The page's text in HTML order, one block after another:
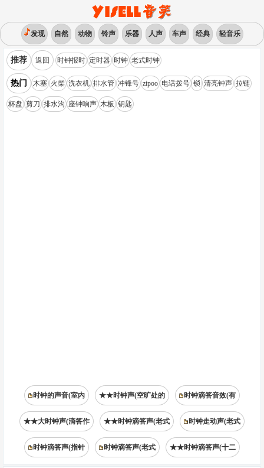
发现 自然 动物 铃声 乐器 人声 车声 经典 轻音乐
推荐 返回 时钟报时 定时器 时钟 老式时钟
热门 木塞 火柴 洗衣机 排水管 冲锋号 zipoo 电话拨号 锁 清亮钟声 拉链
杯盘 剪刀 排水沟 座钟响声 木板 钥匙
时钟的声音(室内 ★★时钟声(空旷处的 时钟滴答音效(有
★★大时钟声(滴答作 ★★时钟滴答声(老式 时钟走动声(老式
时钟滴答声(指针 时钟滴答声(老式 ★★时钟滴答声(十二